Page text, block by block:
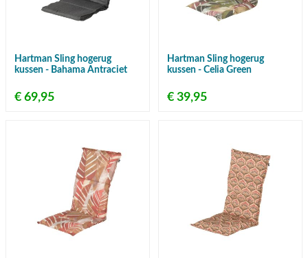
Hartman Sling hogerug
kussen - Bahama Antraciet
€ 69,95
Hartman Sling hogerug
kussen - Celia Green
€ 39,95